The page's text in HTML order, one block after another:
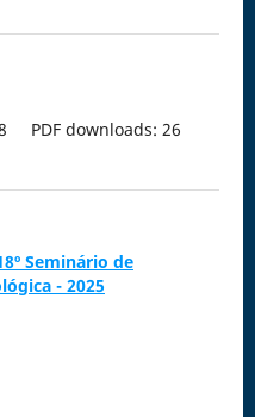
PDF downloads: 26
Seminário de
- 2025